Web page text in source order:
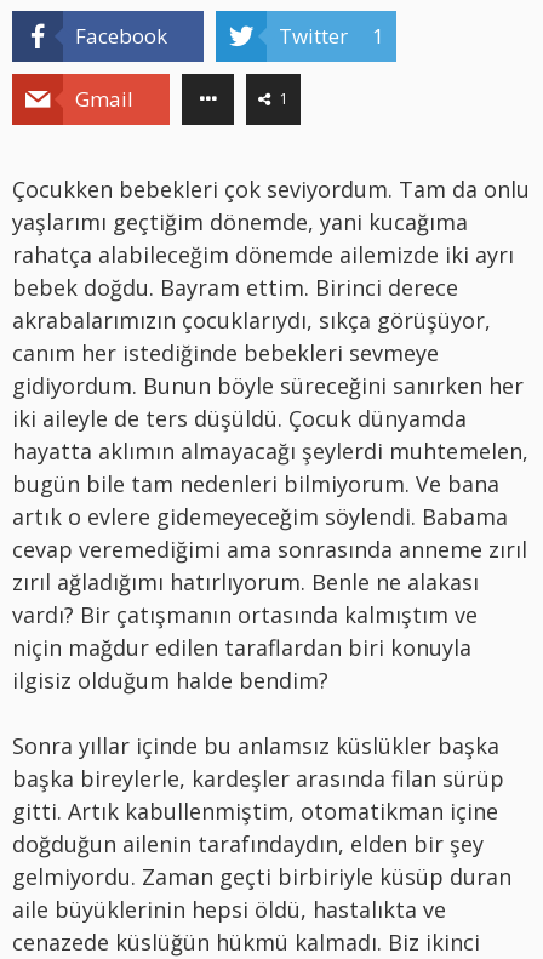
Facebook Twitter 1
Gmail 1
Çocukken bebekleri çok seviyordum. Tam da onlu
yaşlarımı geçtiğim dönemde, yani kucağıma
rahatça alabileceğim dönemde ailemizde iki ayrı
bebek doğdu. Bayram ettim. Birinci derece
akrabalarımızın çocuklarıydı, sıkça görüşüyor,
canım her istediğinde bebekleri sevmeye
gidiyordum. Bunun böyle süreceğini sanırken her
iki aileyle de ters düşüldü. Çocuk dünyamda
hayatta aklımın almayacağı şeylerdi muhtemelen,
bugün bile tam nedenleri bilmiyorum. Ve bana
artık o evlere gidemeyeceğim söylendi. Babama
cevap veremediğimi ama sonrasında anneme zırıl
zırıl ağladığımı hatırlıyorum. Benle ne alakası
vardı? Bir çatışmanın ortasında kalmıştım ve
niçin mağdur edilen taraflardan biri konuyla
ilgisiz olduğum halde bendim?
Sonra yıllar içinde bu anlamsız küslükler başka
başka bireylerle, kardeşler arasında filan sürüp
gitti. Artık kabullenmiştim, otomatikman içine
doğduğun ailenin tarafındaydın, elden bir şey
gelmiyordu. Zaman geçti birbiriyle küsüp duran
aile büyüklerinin hepsi öldü, hastalıkta ve
cenazede küslüğün hükmü kalmadı. Biz ikinci